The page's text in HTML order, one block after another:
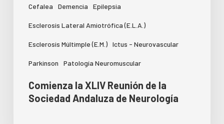
Cefalea Demencia Epilepsia
Esclerosis Lateral Amiotrófica (E.L.A.)
Esclerosis Múltimple (E.M.) Ictus - Neurovascular
Parkinson Patología Neuromuscular
Comienza la XLIV Reunión de la
Sociedad Andaluza de Neurología